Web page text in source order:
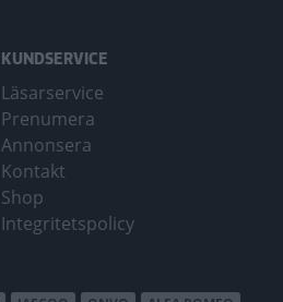
KUNDSERVICE
Läsarservice
Prenumera
Annonsera
Kontakt
Shop
Integritetspolicy